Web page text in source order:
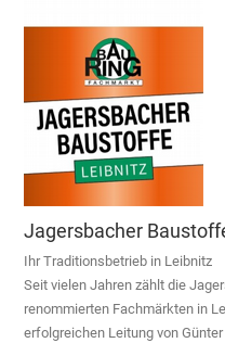
Jagersbacher
Ihr Traditionsbetrieb in Leibnitz
Seit vielen Jahren zählt die
renommierten Fachmärkten in
erfolgreichen Leitung von